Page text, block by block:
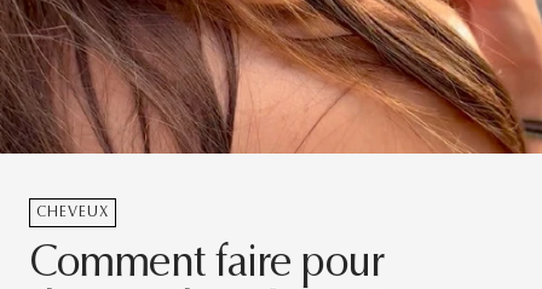
CHEVEUX
Comment faire pour